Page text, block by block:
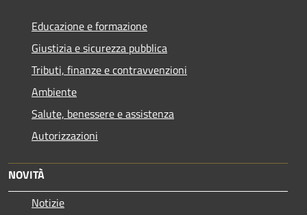
Educazione e formazione
Giustizia e sicurezza pubblica
Tributi, finanze e contravvenzioni
Ambiente
Salute, benessere e assistenza
Autorizzazioni
NOVITÀ
Notizie